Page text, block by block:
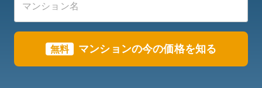
無料 マンションの今の価格を知る